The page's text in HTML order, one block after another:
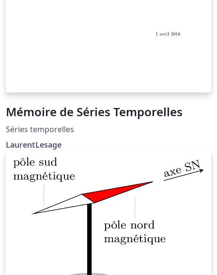
Mémoire de Séries Temporelles
Séries temporelles
LaurentLesage